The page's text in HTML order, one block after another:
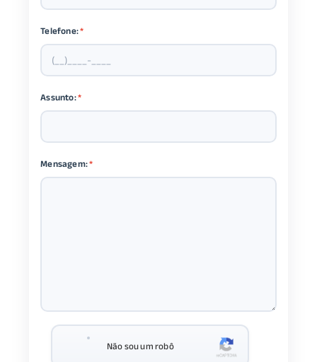
Telefone:*
Assunto:*
Mensagem:*
Não sou um robô